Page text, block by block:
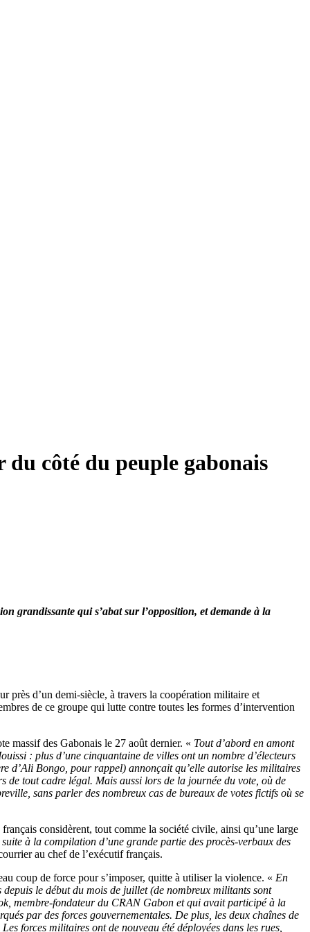
côté du peuple gabonais
grandissante qui s’abat sur l’opposition, et demande à la
près d’un demi-siècle, à travers la coopération militaire et
de ce groupe qui lutte contre toutes les formes d’intervention
massif des Gabonais le 27 août dernier. « Tout d’abord en amont
: plus d’une cinquantaine de villes ont un nombre d’électeurs
d’Ali Bongo, pour rappel) annonçait qu’elle autorise les militaires
de tout cadre légal. Mais aussi lors de la journée du vote, où de
sans parler des nombreux cas de bureaux de votes fictifs où se
considèrent, tout comme la société civile, ainsi qu’une large
à la compilation d’une grande partie des procès-verbaux des
au chef de l’exécutif français.
coup de force pour s’imposer, quitte à utiliser la violence. « En
le début du mois de juillet (de nombreux militants sont
membre-fondateur du CRAN Gabon et qui avait participé à la
par des forces gouvernementales. De plus, les deux chaînes de
forces militaires ont de nouveau été déployées dans les rues,